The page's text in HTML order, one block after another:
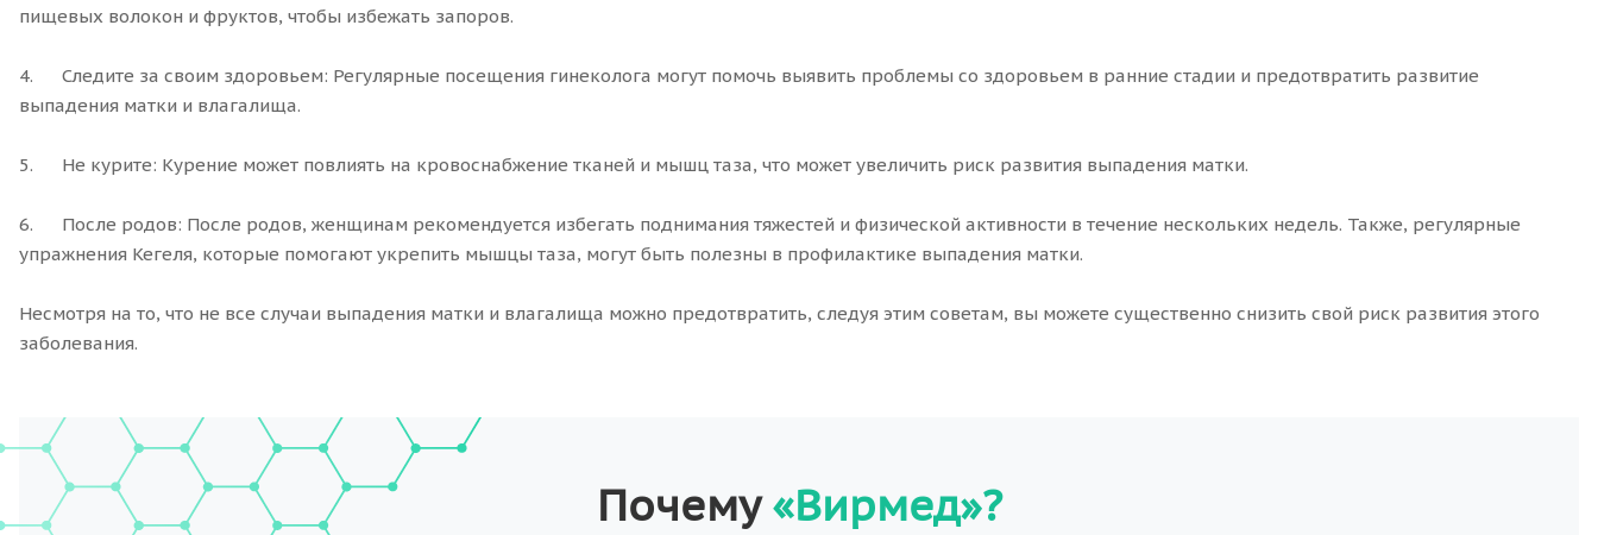
пищевых волокон и фруктов, чтобы избежать запоров.
4. Следите за своим здоровьем: Регулярные посещения гинеколога могут помочь выявить проблемы со здоровьем в ранние стадии и предотвратить развитие
выпадения матки и влагалища.
5. Не курите: Курение может повлиять на кровоснабжение тканей и мышц таза, что может увеличить риск развития выпадения матки.
6. После родов: После родов, женщинам рекомендуется избегать поднимания тяжестей и физической активности в течение нескольких недель. Также, регулярные
упражнения Кегеля, которые помогают укрепить мышцы таза, могут быть полезны в профилактике выпадения матки.
Несмотря на то, что не все случаи выпадения матки и влагалища можно предотвратить, следуя этим советам, вы можете существенно снизить свой риск развития этого
заболевания.
Почему«Вирмед»?